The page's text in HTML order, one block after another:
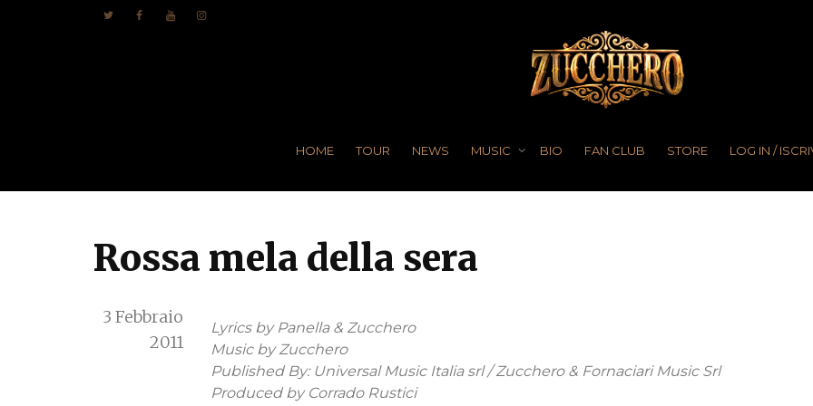
HOME TOUR NEWS MUSIC BIO FAN CLUB STORE LOG IN /
Rossa mela della sera
3 Febbraio
2011
Lyrics by Panella & Zucchero
Music by Zucchero
Published By: Universal Music Italia srl / Zucchero & Fornaciari Music Srl
Produced by Corrado Rustici